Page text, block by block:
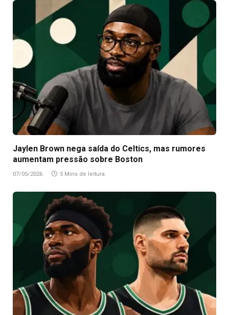
Jaylen Brown nega saída do Celtics, mas rumores
aumentam pressão sobre Boston
07/05/2026 5 Mins de leitura